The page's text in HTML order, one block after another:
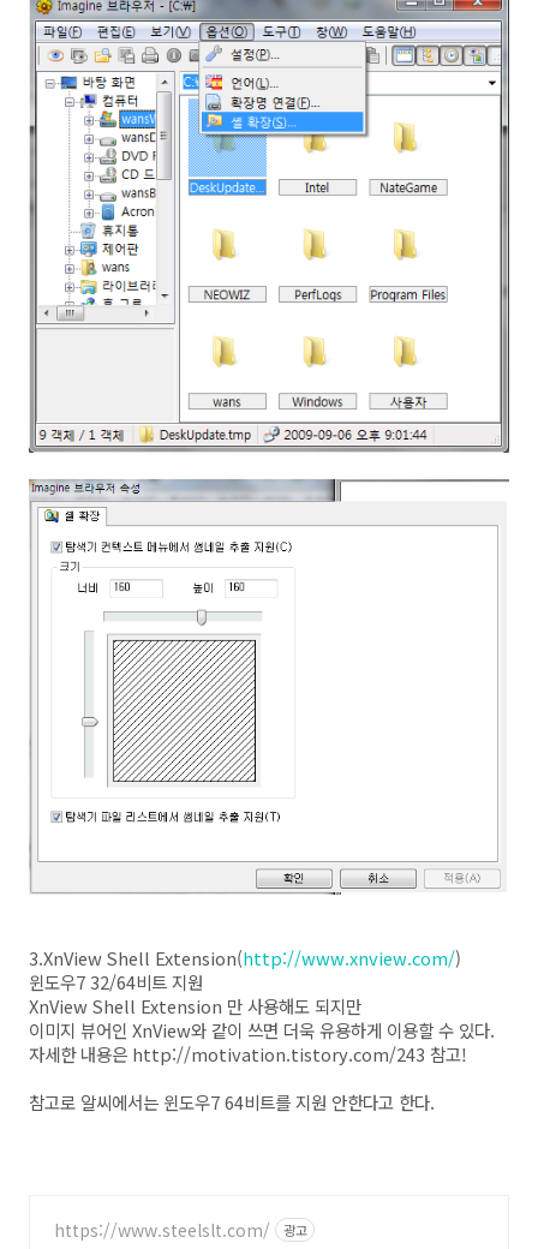
3.XnView Shell Extension(http://www.xnview.com/)
윈도우7 32/64비트 지원
XnView Shell Extension 만 사용해도 되지만
이미지 뷰어인 XnView와 같이 쓰면 더욱 유용하게 이용할 수 있다.
자세한 내용은 http://motivation.tistory.com/243 참고!
참고로 알씨에서는 윈도우7 64비트를 지원 안한다고 한다.
https://www.steelslt.com/ 광고